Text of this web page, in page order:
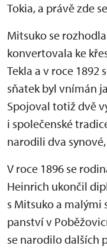
Tokia, a právě zde
Mitsuko se
konvertovala ke
Tekla a v roce 1892
sňatek byl vnímán
Spojoval totiž dvě
i společenské
narodili dva
V roce 1896 se
Heinrich ukončil
s Mitsuko a malými
panství v
se narodilo dalších